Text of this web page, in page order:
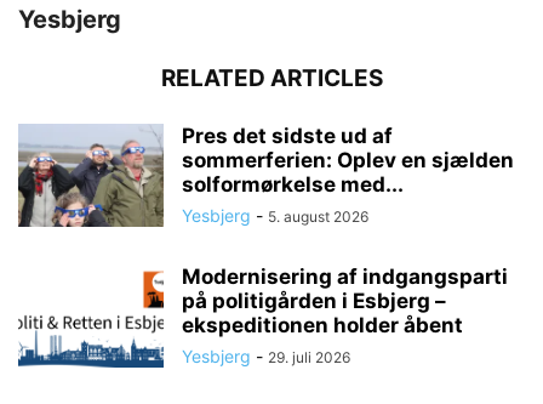
Yesbjerg
RELATED ARTICLES
Pres det sidste ud af
sommerferien: Oplev en sjælden
solformørkelse med...
Yesbjerg - 5. august 2026
Modernisering af indgangsparti
på politigården i Esbjerg –
ekspeditionen holder åbent
Yesbjerg - 29. juli 2026